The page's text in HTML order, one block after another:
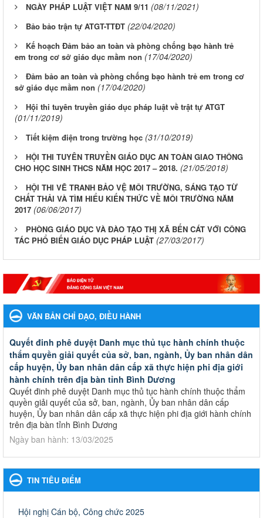
NGÀY PHÁP LUẬT VIỆT NAM 9/11 (08/11/2021)
Bảo bảo trận tự ATGT-TTĐT (22/04/2020)
Kế hoạch Đảm bảo an toàn và phòng chống bạo hành trẻ
em trong cơ sở giáo dục mầm non (17/04/2020)
Đảm bảo an toàn và phòng chống bạo hành trẻ em trong cơ
sở giáo dục mầm non (17/04/2020)
Hội thi tuyên truyền giáo dục pháp luật về trật tự ATGT
(01/11/2019)
Tiết kiệm điện trong trường học (31/10/2019)
HỘI THI TUYÊN TRUYỀN GIÁO DỤC AN TOÀN GIAO THÔNG
CHO HỌC SINH THCS NĂM HỌC 2017 – 2018. (21/05/2018)
HỘI THI VẼ TRANH BẢO VỆ MÔI TRƯỜNG, SÁNG TẠO TỪ
CHẤT THẢI VÀ TÌM HIỂU KIẾN THỨC VỀ MÔI TRƯỜNG NĂM
2017 (06/06/2017)
PHÒNG GIÁO DỤC VÀ ĐÀO TẠO THỊ XÃ BẾN CÁT VỚI CÔNG
TÁC PHỔ BIẾN GIÁO DỤC PHÁP LUẬT (27/03/2017)
VĂN BẢN CHỈ ĐẠO, ĐIỀU HÀNH
Quyết đinh phê duyệt Danh mục thủ tục hành chính thuộc
thẩm quyền giải quyết của sở, ban, ngành, Ủy ban nhân dân
cấp huyện, Ủy ban nhân dân cấp xã thực hiện phi địa giới
hành chính trên địa bàn tỉnh Bình Dương
Quyết đinh phê duyệt Danh mục thủ tục hành chính thuộc thẩm
quyền giải quyết của sở, ban, ngành, Ủy ban nhân dân cấp
huyện, Ủy ban nhân dân cấp xã thực hiện phi địa giới hành chính
trên địa bàn tỉnh Bình Dương
Ngày ban hành: 13/03/2025
Kế hoạch Phổ biến, giáo dục pháp luật năm 2025 của ngành
Giáo dục và Đào tạo thành phố Bến Cát
Kế hoạch Phổ biến, giáo dục pháp luật năm 2025 của ngành
Ngày ban hành: 28/02/2025
TIN TIÊU ĐIỂM
Hội nghị Cán bộ, Công chức 2025